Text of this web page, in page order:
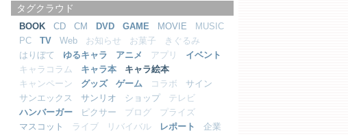
タグクラウド
BOOK CD CM DVD GAME MOVIE
MUSIC
PC
TV Web お知らせ お菓子
きぐるみ
はりぼて
ゆるキャラ アニメ アプリ
イベント
キャラコラム
キャラ本
キャラ絵本
キャンペーン
グッズ ゲーム コラボ
サイン
サンエックス
サンリオ ショップ
テレビ
ハンバーガー
ピクサー ブログ
プライズ
マスコット
ライブ リバイバル レポート
企業